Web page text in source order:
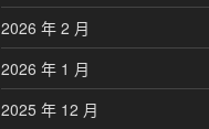
2026 年 2 月
2026 年 1 月
2025 年 12 月